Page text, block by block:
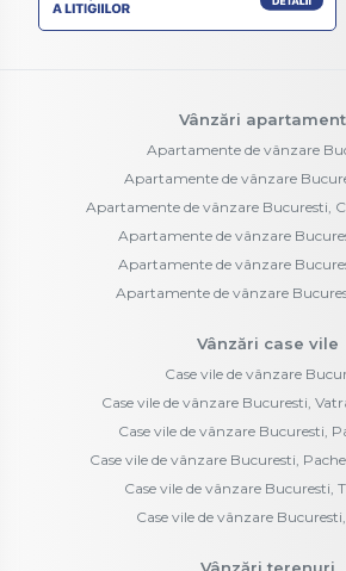
Vânzări
Apartamente de vânzare
Apartamente de vânzare
Apartamente de vânzare Bucuresti,
Apartamente de vânzare
Apartamente de vânzare
Apartamente de vânzare
Vânzări case vile
Case vile de vânzare
Case vile de vânzare Bucuresti,
Case vile de vânzare Bucuresti,
Case vile de vânzare Bucuresti,
Case vile de vânzare Bucuresti,
Case vile de vânzare